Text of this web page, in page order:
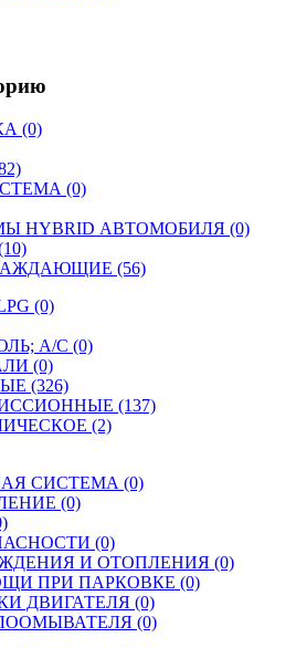
(0)
(0)
HYBRID АВТОМОБИЛЯ (0)
(56)
(0)
A/C (0)
(0)
(326)
(137)
(2)
СИСТЕМА (0)
(0)
(0)
И ОТОПЛЕНИЯ (0)
ПРИ ПАРКОВКЕ (0)
ДВИГАТЕЛЯ (0)
(0)